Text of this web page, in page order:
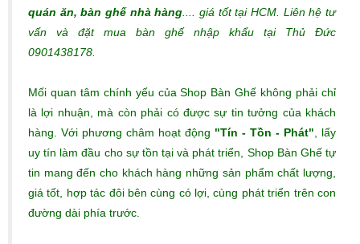
quán ăn, bàn ghế nhà hàng.... giá tốt tại HCM. Liên hệ tư
vấn và đặt mua bàn ghế nhập khẩu tại Thủ Đức
0901438178.
Mối quan tâm chính yếu của Shop Bàn Ghế không phải chỉ
là lợi nhuận, mà còn phải có được sự tin tưởng của khách
hàng. Với phương châm hoạt động "Tín - Tồn - Phát", lấy
uy tín làm đầu cho sự tồn tại và phát triển, Shop Bàn Ghế tự
tin mang đến cho khách hàng những sản phẩm chất lượng,
giá tốt, hợp tác đôi bên cùng có lợi, cùng phát triển trên con
đường dài phía trước.